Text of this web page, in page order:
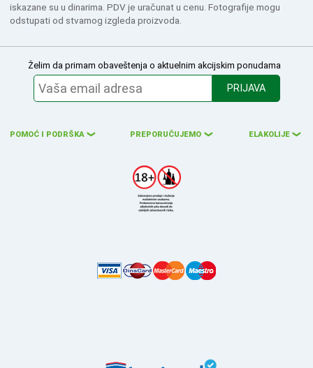
iskazane su u dinarima. PDV je uračunat u cenu. Fotografije mogu
odstupati od stvarnog izgleda proizvoda.
Želim da primam obaveštenja o aktuelnim akcijskim ponudama
PRIJAVA
POMOĆ I PODRŠKA ❮ PREPORUČUJEMO ❮ ELAKOLIJE ❮